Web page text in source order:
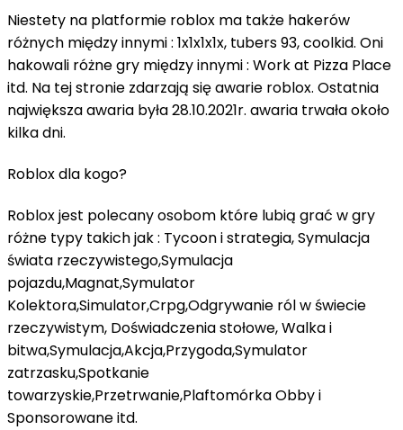
Niestety na platformie roblox ma także hakerów
różnych między innymi : 1x1x1x1x, tubers 93, coolkid. Oni
hakowali różne gry między innymi : Work at Pizza Place
itd. Na tej stronie zdarzają się awarie roblox. Ostatnia
największa awaria była 28.10.2021r. awaria trwała około
kilka dni.
Roblox dla kogo?
Roblox jest polecany osobom które lubią grać w gry
różne typy takich jak : Tycoon i strategia, Symulacja
świata rzeczywistego,Symulacja
pojazdu,Magnat,Symulator
Kolektora,Simulator,Crpg,Odgrywanie ról w świecie
rzeczywistym, Doświadczenia stołowe, Walka i
bitwa,Symulacja,Akcja,Przygoda,Symulator
zatrzasku,Spotkanie
towarzyskie,Przetrwanie,Plaftomórka Obby i
Sponsorowane itd.